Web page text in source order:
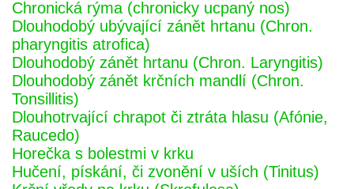
Chronická rýma (chronicky ucpaný nos)
Dlouhodobý ubývající zánět hrtanu (Chron.
pharyngitis atrofica)
Dlouhodobý zánět hrtanu (Chron. Laryngitis)
Dlouhodobý zánět krčních mandlí (Chron.
Tonsillitis)
Dlouhotrvající chrapot či ztráta hlasu (Afónie,
Raucedo)
Horečka s bolestmi v krku
Hučení, pískání, či zvonění v uších (Tinitus)